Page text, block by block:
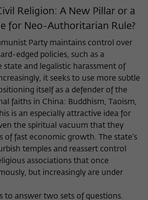
Religion: A New Pillar or a
for Neo-Authoritarian Rule?
Party maintains control over
edged policies, such as a
state and legalistic harassment of
it seeks to use more subtle
itself as a defender of the
faiths in China: Buddhism, Taoism,
is an especially attractive idea for
the spiritual vacuum that they
of fast economic growth. The state’s
temples and reassert control
associations that once
but increasingly are under
to answer two sets of questions.
Monate
Cookie dient dazu, zu speichern,
welcher Website oder Suchmaschine
die Besucher:in durch eine Verlinkung
auf wiko-berlin.de weitergeleitet wurde.
Inhalte zustimmen, verwendet Vimeo
des Browsers, um Informationen über
zu speichern (z.B. Häufigkeit des
Abspielzeit, etc). Außerdem willigen Sie
zu den externen Diensten ggf. in
den USA hergestellt wird, deren
von der EU nicht als mit EU-Standards
wurde. Es besteht insbesondere
Daten durch dortige Behörden, zu
möglicherweise
verarbeitet werden